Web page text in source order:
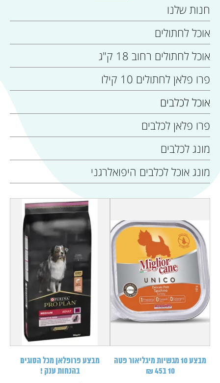
חנות שלנו
אוכל לחתולים
אוכל לחתולים רחוב 18 ק"ג
פרו פלאן לחתולים 10 קילו
אוכל לכלבים
פרו פלאן לכלבים
מונג לכלבים
מונג אוכל לכלבים היפואלרגני
מבצע 10 מגשיות מיגליאור פטה
10 ב45 ₪
מבצע פרופלאן מכל הסוגים
בהנחות ענק !